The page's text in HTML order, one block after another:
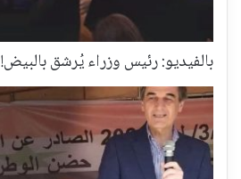
بالفيديو: رئيس وزراء يُرشق بالبيض!